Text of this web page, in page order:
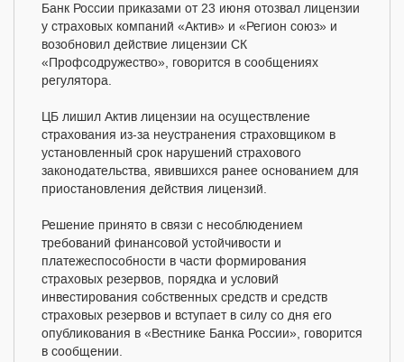
Банк России приказами от 23 июня отозвал лицензии
у страховых компаний «Актив» и «Регион союз» и
возобновил действие лицензии СК
«Профсодружество», говорится в сообщениях
регулятора.
ЦБ лишил Актив лицензии на осуществление
страхования из-за неустранения страховщиком в
установленный срок нарушений страхового
законодательства, явившихся ранее основанием для
приостановления действия лицензий.
Решение принято в связи с несоблюдением
требований финансовой устойчивости и
платежеспособности в части формирования
страховых резервов, порядка и условий
инвестирования собственных средств и средств
страховых резервов и вступает в силу со дня его
опубликования в «Вестнике Банка России», говорится
в сообщении.